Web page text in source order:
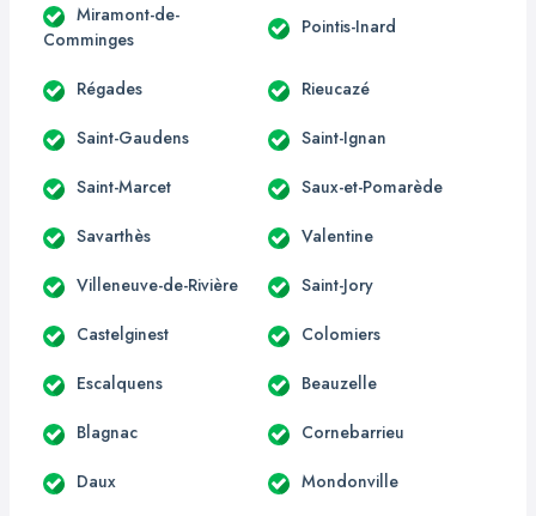
Miramont-de-
Comminges
Pointis-Inard
Régades Rieucazé
Saint-Gaudens Saint-Ignan
Saint-Marcet Saux-et-Pomarède
Savarthès Valentine
Villeneuve-de-Rivière Saint-Jory
Castelginest Colomiers
Escalquens Beauzelle
Blagnac Cornebarrieu
Daux Mondonville